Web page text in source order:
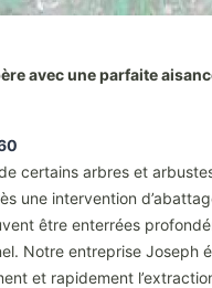
avec une parfaite
certains arbres et
une intervention
être enterrées
Notre entreprise Joseph
et rapidement